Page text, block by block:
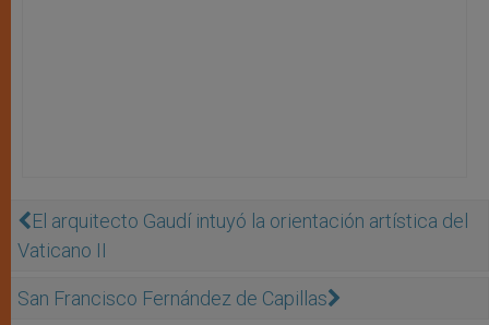
El arquitecto Gaudí intuyó la orientación artística del
Vaticano II
San Francisco Fernández de Capillas